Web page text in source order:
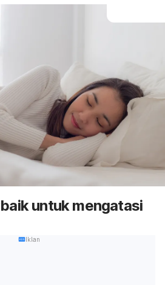
untuk mengatasi
Iklan